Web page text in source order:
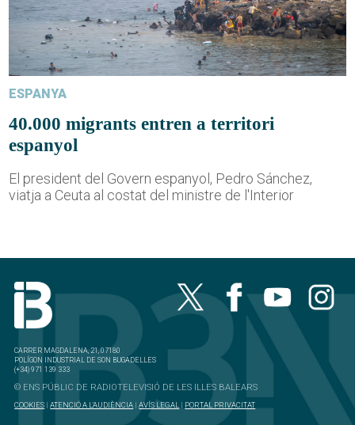
ESPANYA
40.000 migrants entren a territori
espanyol
El president del Govern espanyol, Pedro Sánchez,
viatja a Ceuta al costat del ministre de l'Interior
CARRER MAGDALENA, 21, 07180
POLÍGON INDUSTRIAL DE SON BUGADELLES
(+34) 971 139 333
© ENS PÚBLIC DE RADIOTELEVISIÓ DE LES ILLES BALEARS
COOKIES |ATENCIÓ A L'AUDIÈNCIA |AVÍS LEGAL | PORTAL PRIVACITAT